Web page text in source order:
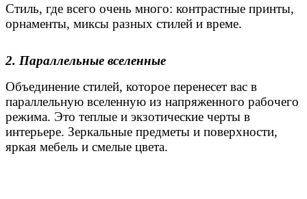
Стиль, где всего очень много: контрастные принты,
орнаменты, миксы разных стилей и време.
2. Параллельные вселенные
Объединение стилей, которое перенесет вас в
параллельную вселенную из напряженного рабочего
режима. Это теплые и экзотические черты в
интерьере. Зеркальные предметы и поверхности,
яркая мебель и смелые цвета.